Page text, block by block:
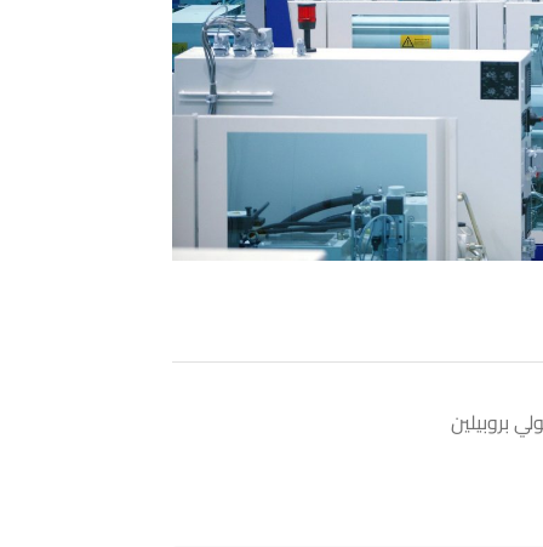
بروبيلين